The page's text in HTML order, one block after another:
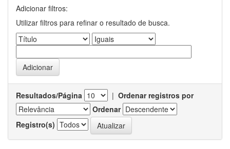
Adicionar filtros:
Utilizar filtros para refinar o resultado de busca.
Resultados/Página | Ordenar registros por
Ordenar
Registro(s)